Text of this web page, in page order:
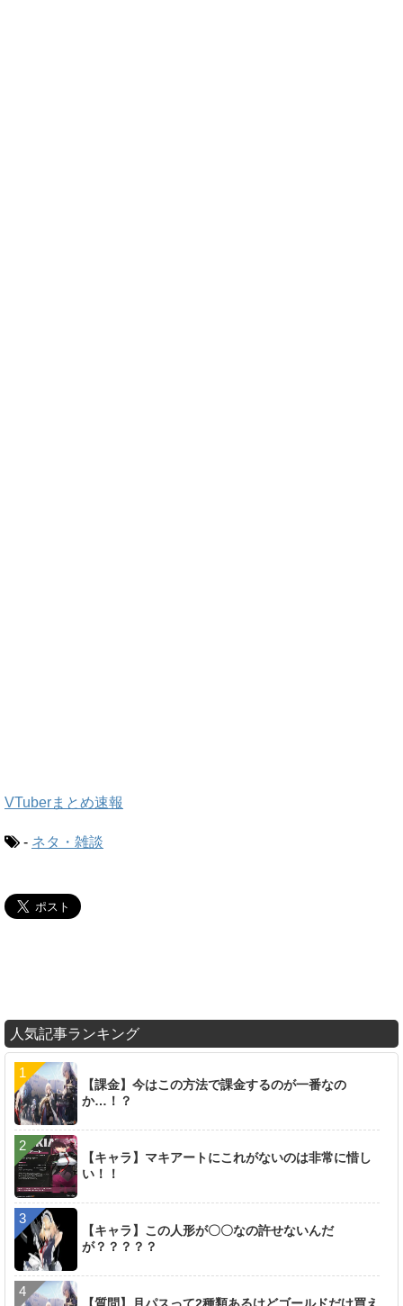
VTuberまとめ速報
- ネタ・雑談
人気記事ランキング
【課金】今はこの方法で課金するのが一番なの
か…！？
【キャラ】マキアートにこれがないのは非常に惜し
い！！
【キャラ】この人形が〇〇なの許せないんだ
が？？？？？